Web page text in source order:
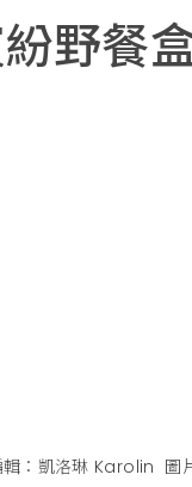
野餐
輯：凱洛琳 Karolin 圖